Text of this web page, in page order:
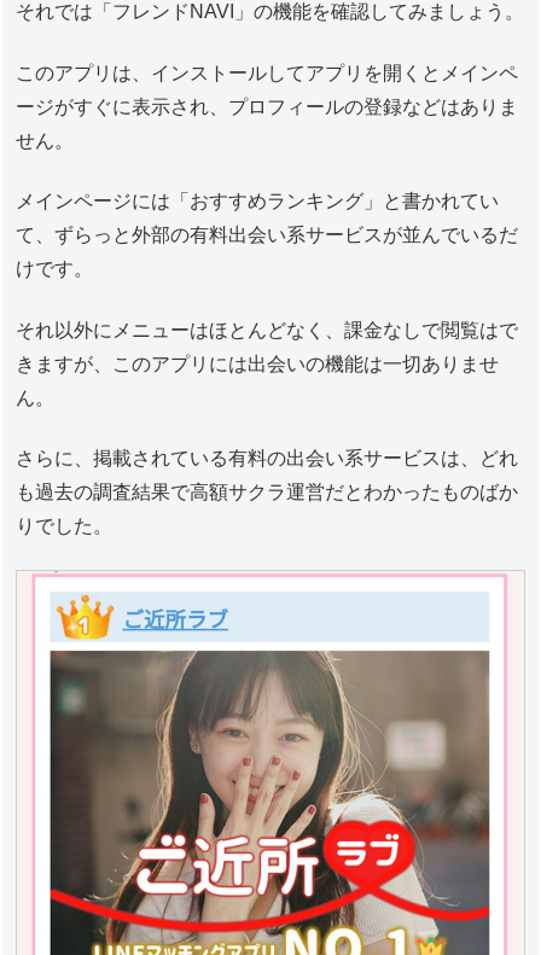
それでは「フレンドNAVI」の機能を確認してみましょう。
このアプリは、インストールしてアプリを開くとメインペ
ージがすぐに表示され、プロフィールの登録などはありま
せん。
メインページには「おすすめランキング」と書かれてい
て、ずらっと外部の有料出会い系サービスが並んでいるだ
けです。
それ以外にメニューはほとんどなく、課金なしで閲覧はで
きますが、このアプリには出会いの機能は一切ありませ
ん。
さらに、掲載されている有料の出会い系サービスは、どれ
も過去の調査結果で高額サクラ運営だとわかったものばか
りでした。